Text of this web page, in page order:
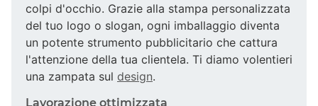
colpi d'occhio. Grazie alla stampa personalizzata
del tuo logo o slogan, ogni imballaggio diventa
un potente strumento pubblicitario che cattura
l'attenzione della tua clientela. Ti diamo volentieri
una zampata sul design.
Lavorazione ottimizzata